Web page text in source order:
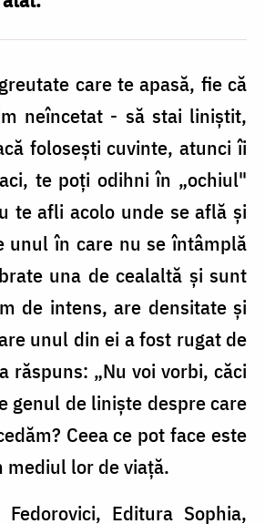
care te apasă, fie că
neîncetat - să stai liniştit,
foloseşti cuvinte, atunci îi
te poţi odihni în „ochiul"
te afli acolo unde se află şi
unul în care nu se întâmplă
una de cealaltă şi sunt
de intens, are densitate şi
unul din ei a fost rugat de
„Nu voi vorbi, căci
genul de linişte despre care
Ceea ce pot face este
mediul lor de viaţă.
Editura Sophia,